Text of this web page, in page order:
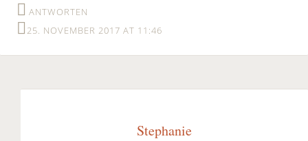
ANTWORTEN
25. NOVEMBER 2017 AT 11:46
Stephanie